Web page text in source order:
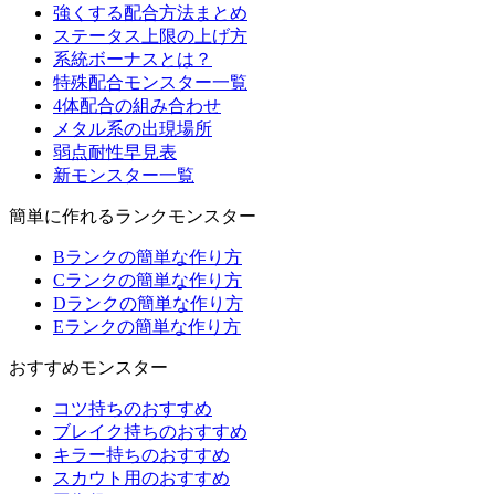
強くする配合方法まとめ
ステータス上限の上げ方
系統ボーナスとは？
特殊配合モンスター一覧
4体配合の組み合わせ
メタル系の出現場所
弱点耐性早見表
新モンスター一覧
簡単に作れるランクモンスター
Bランクの簡単な作り方
Cランクの簡単な作り方
Dランクの簡単な作り方
Eランクの簡単な作り方
おすすめモンスター
コツ持ちのおすすめ
ブレイク持ちのおすすめ
キラー持ちのおすすめ
スカウト用のおすすめ